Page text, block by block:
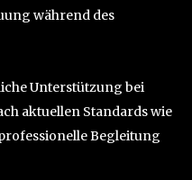
während des
Unterstützung bei
aktuellen Standards wie
Begleitung